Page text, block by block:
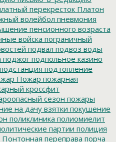
перекресток Платон
волейбол пневмония
пенсионного возраста
войска пограничный
подвал подвоз воды
поджог подпольное казино
подстанция подтопление
Пожар пожарная
кроссфит
сезон пожары
на дачу взятки покушение
поликлиника полиомиелит
партии полиция
Понтонная переправа порча